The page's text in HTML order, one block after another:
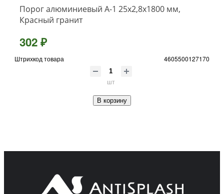
Порог алюминиевый А-1 25x2,8x1800 мм,
Красный гранит
302 ₽
Штрихкод товара 4605500127170
шт
В корзину